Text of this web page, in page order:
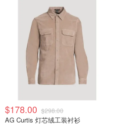
$178.00 $298.00
AG Curtis 灯芯绒工装衬衫